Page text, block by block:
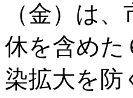
（金）は
休を含めた
染拡大を防